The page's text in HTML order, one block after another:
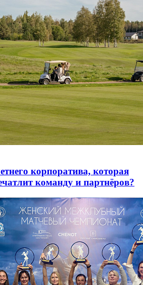
корпоратива, которая
команду и партнёров?